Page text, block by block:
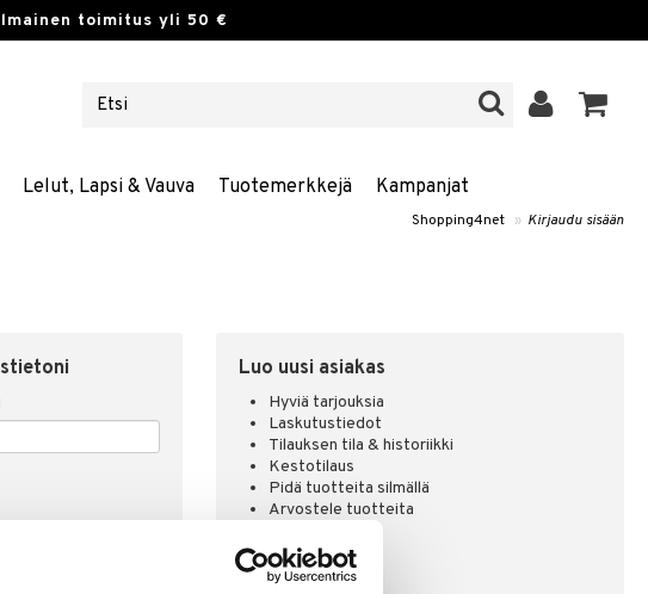
toimitus yli 50 €
Lelut, Lapsi & Vauva Tuotemerkkejä Kampanjat
Shopping4net » Kirjaudu sisään
Luo uusi asiakas
Hyviä tarjouksia
Laskutustiedot
Tilauksen tila & historiikki
Kestotilaus
Pidä tuotteita silmällä
Arvostele tuotteita